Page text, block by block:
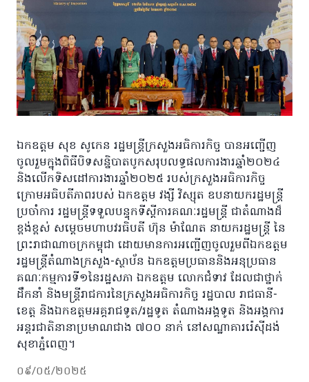
ឯកឧត្តម សុខ សូកេន រដ្ឋមន្រ្តីក្រសួងអធិការកិច្ច បានអញ្ជើញ
ចូលរួមក្នុងពិធីបិទសន្និបាតបូកសរុបលទ្ធផលការងារឆ្នាំ២០២៤
និងលើកទិសដៅការងារឆ្នាំ២០២៥ របស់ក្រសួងអធិការកិច្ច
ក្រោមអធិបតីភាពរបស់ ឯកឧត្តម វង្សី វិស្សុត ឧបនាយករដ្ឋមន្រ្តី
ប្រចាំការ រដ្ឋមន្រ្តីទទួលបន្ទុកទីស្តីការគណៈរដ្ឋមន្រ្តី ជាតំណាងដ៏
ខ្ពង់ខ្ពស់ សម្តេចមហាបវរធិបតី ហ៊ុន ម៉ាណែត នាយករដ្ឋមន្ត្រី នៃ
ព្រះរាជាណាចក្រកម្ពុជា ដោយមានការអញ្ជើញចូលរួមពីឯកឧត្តម
រដ្ឋមន្រ្តីតំណាងក្រសួង-ស្ថាប័ន ឯកឧត្តមប្រធាននិងអនុប្រធាន
គណៈកម្មការទី១នៃរដ្ឋសភា ឯកឧត្តម លោកជំទាវ ដែលជាថ្នាក់
ដឹកនាំ និងមន្ត្រីរាជការនៃក្រសួងអធិការកិច្ច រដ្ឋបាល រាជធានី-
ខេត្ត និងឯកឧត្តមអគ្គរាជទូត/រដ្ឋទូត តំណាងអង្គទូត និងអង្គការ
អន្តរជាតិនានាប្រមាណជាង ៧០០ នាក់ នៅសណ្ឋាគាររ៉េស៊ីដង់
សុខាភ្នំពេញ។
០៩/០៥/២០២៥